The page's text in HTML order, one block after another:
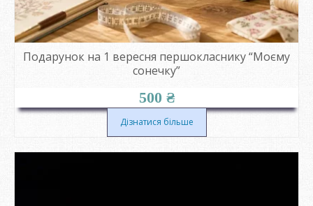
Подарунок на 1 вересня першокласнику “Моєму
сонечку”
500 ₴
Дізнатися більше